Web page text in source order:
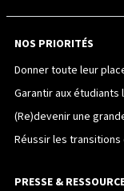
NOS PRIORITÉS
Donner toute leur
Garantir aux
(Re)devenir une
Réussir les
PRESSE &